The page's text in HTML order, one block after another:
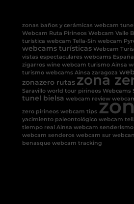
zonas baños y cerámicas webcam tunel
Webcam Ruta Pirineos Webcam Valle
turística webcam Tella-Sin webcam
webcams turísticas Webcam
vistas espectaculares webcams España
zigarros wine webcam turismo Ainsa
turismo webcams Ainsa zaragoza
zonazero rutas zona
Saravillo world tour pirineos Webcams
tunel bielsa webcam review
zero pirineos webcam tips
yacimiento paleontológico webcam
tiempo real Ainsa webcam senderismo
webcam senderos webcam sur
benasque webcam tracking